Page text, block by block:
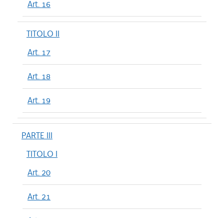
Art. 16
TITOLO II
Art. 17
Art. 18
Art. 19
PARTE III
TITOLO I
Art. 20
Art. 21